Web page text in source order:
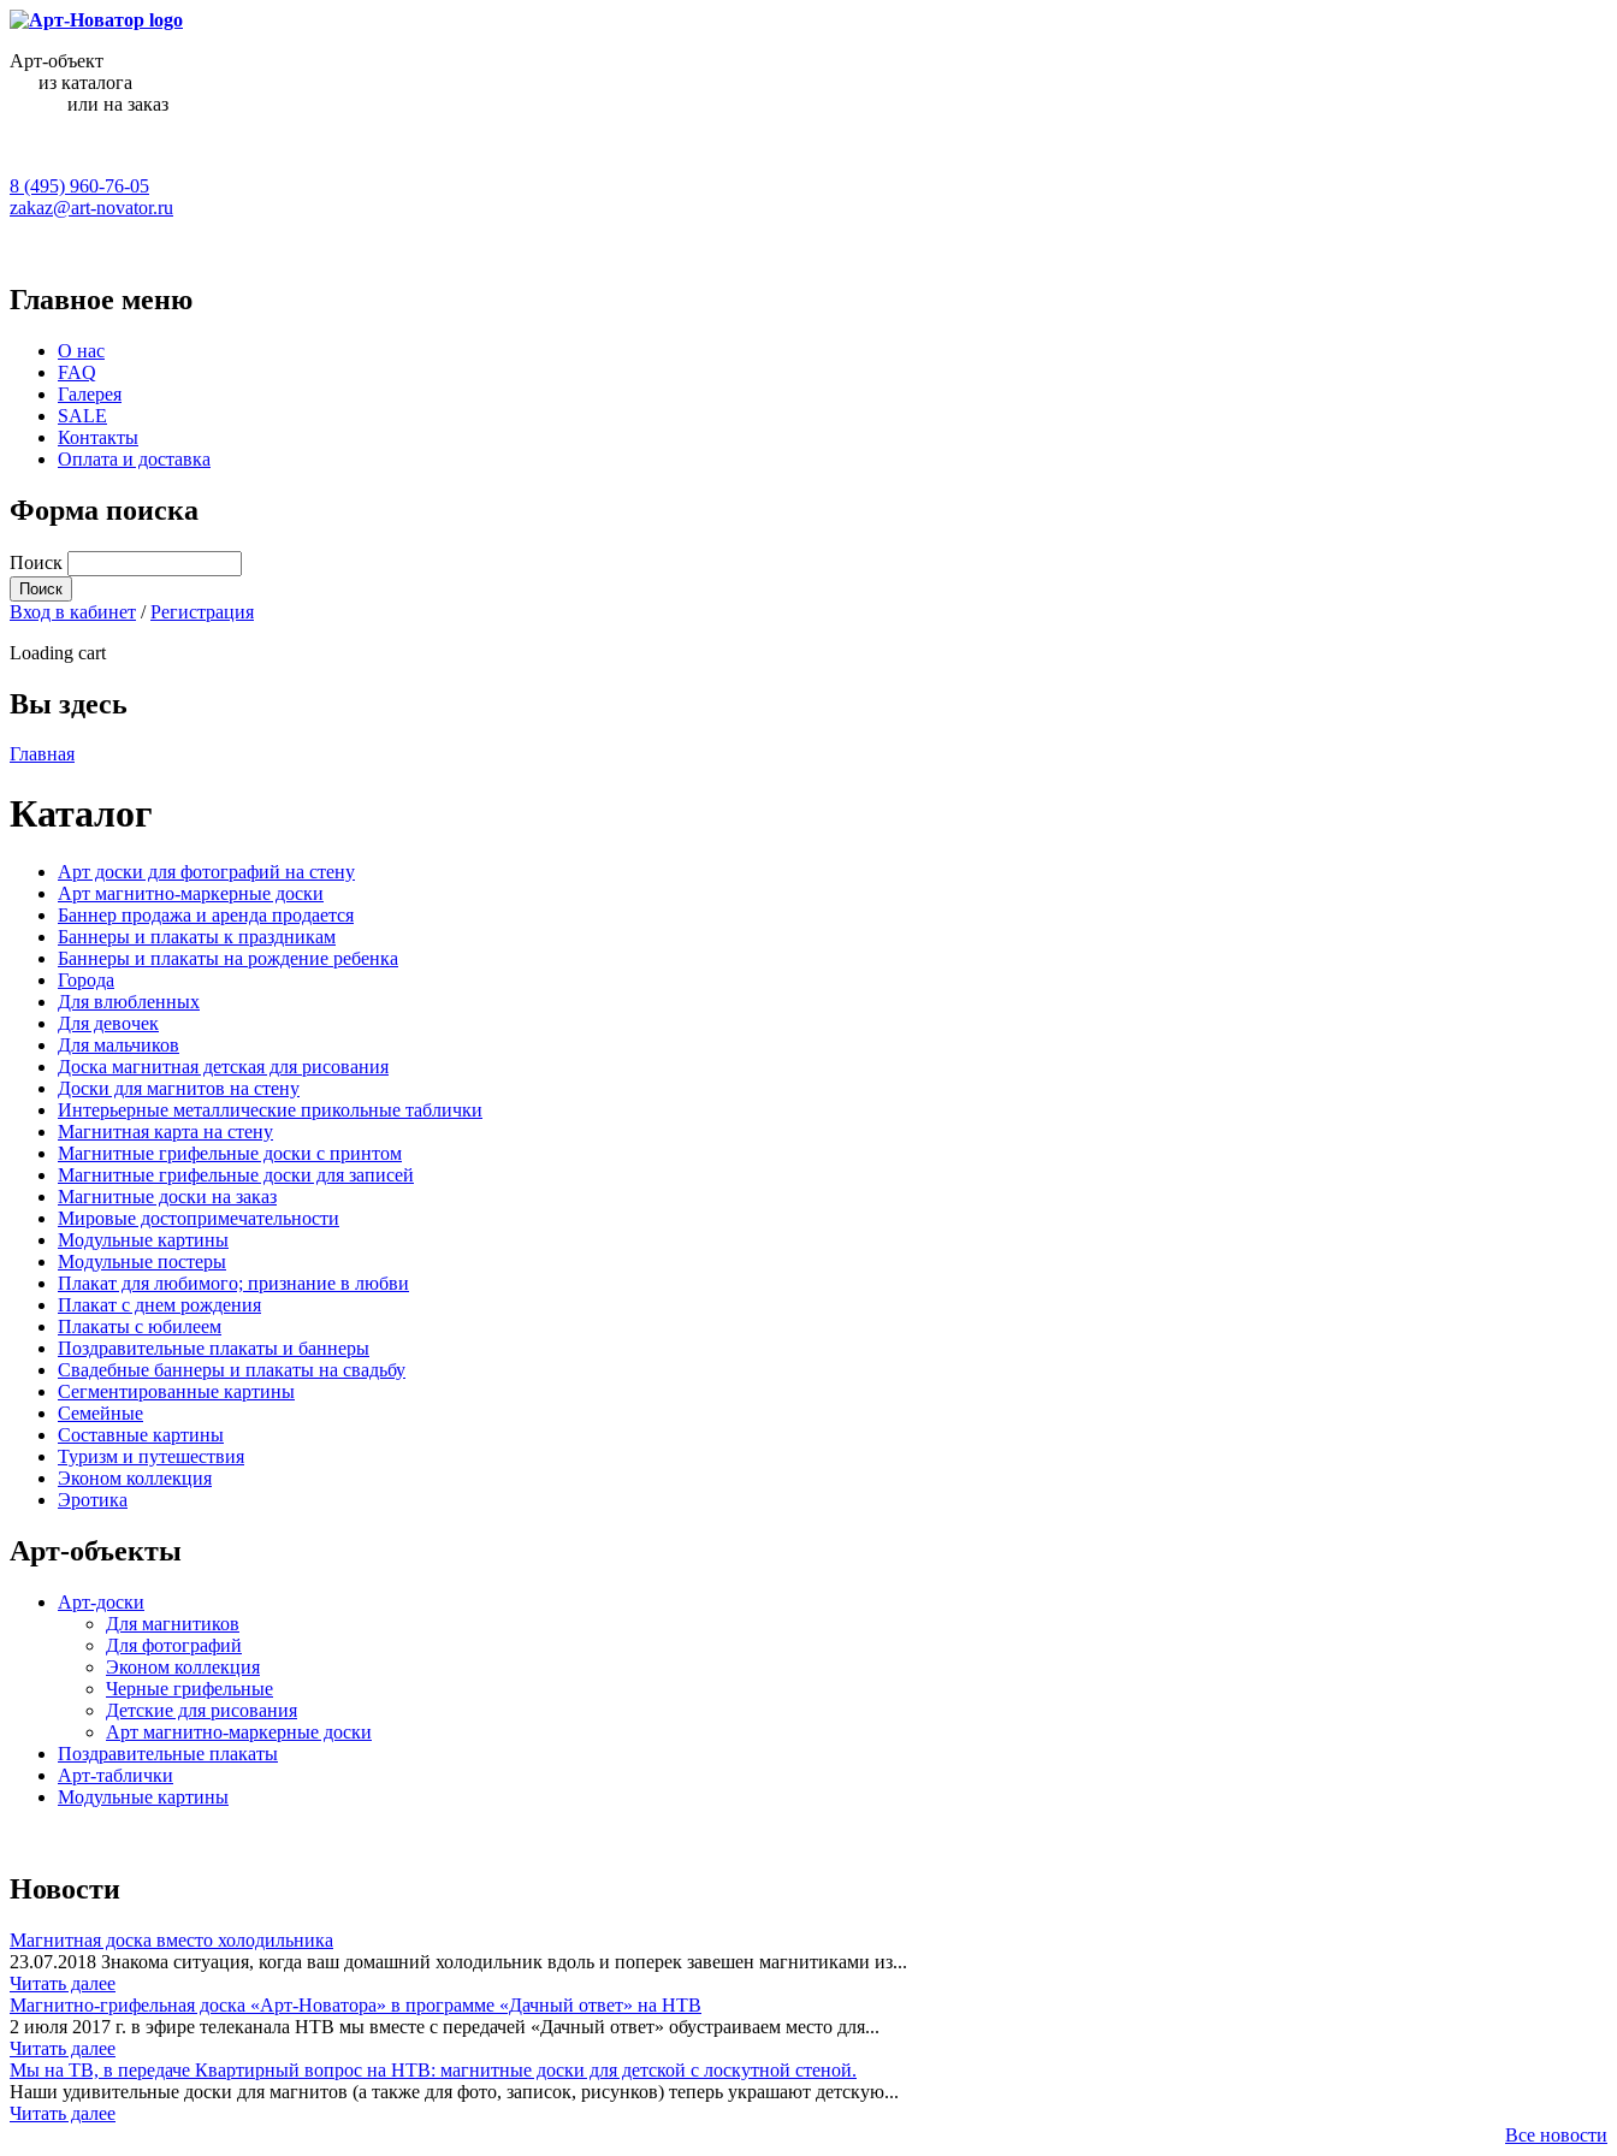
Арт-объект
из каталога
или на заказ
8 (495) 960-76-05
zakaz@art-novator.ru
Главное меню
О нас
FAQ
Галерея
SALE
Контакты
Оплата и доставка
Форма поиска
Поиск
Вход в кабинет /Регистрация
Loading cart
Вы здесь
Главная
Каталог
Арт доски для фотографий на стену
Арт магнитно-маркерные доски
Баннер продажа и аренда продается
Баннеры и плакаты к праздникам
Баннеры и плакаты на рождение ребенка
Города
Для влюбленных
Для девочек
Для мальчиков
Доска магнитная детская для рисования
Доски для магнитов на стену
Интерьерные металлические прикольные таблички
Магнитная карта на стену
Магнитные грифельные доски c принтом
Магнитные грифельные доски для записей
Магнитные доски на заказ
Мировые достопримечательности
Модульные картины
Модульные постеры
Плакат для любимого; признание в любви
Плакат с днем рождения
Плакаты с юбилеем
Поздравительные плакаты и баннеры
Свадебные баннеры и плакаты на свадьбу
Сегментированные картины
Семейные
Составные картины
Туризм и путешествия
Эконом коллекция
Эротика
Арт-объекты
Арт-доски
Для магнитиков
Для фотографий
Эконом коллекция
Черные грифельные
Детские для рисования
Арт магнитно-маркерные доски
Поздравительные плакаты
Арт-таблички
Модульные картины
Новости
Магнитная доска вместо холодильника
23.07.2018 Знакома ситуация, когда ваш домашний холодильник вдоль и поперек завешен магнитиками из...
Читать далее
Магнитно-грифельная доска «Арт-Новатора» в программе «Дачный ответ» на НТВ
2 июля 2017 г. в эфире телеканала НТВ мы вместе с передачей «Дачный ответ» обустраиваем место для...
Читать далее
Мы на ТВ, в передаче Квартирный вопрос на НТВ: магнитные доски для детской с лоскутной стеной.
Наши удивительные доски для магнитов (а также для фото, записок, рисунков) теперь украшают детскую...
Читать далее
Все новости